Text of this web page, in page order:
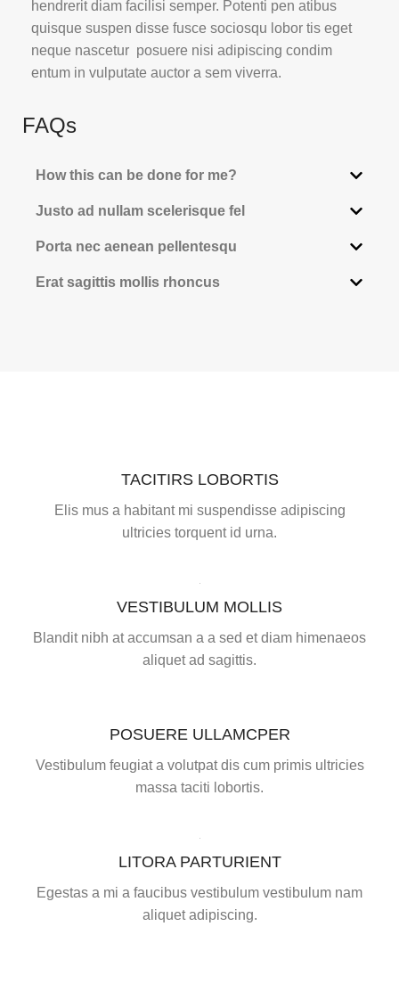
hendrerit diam facilisi semper. Potenti pen atibus
quisque suspen disse fusce sociosqu lobor tis eget
neque nascetur posuere nisi adipiscing condim
entum in vulputate auctor a sem viverra.
FAQs
How this can be done for me?
Justo ad nullam scelerisque fel
Porta nec aenean pellentesqu
Erat sagittis mollis rhoncus
TACITIRS LOBORTIS
Elis mus a habitant mi suspendisse adipiscing
ultricies torquent id urna.
VESTIBULUM MOLLIS
Blandit nibh at accumsan a a sed et diam himenaeos
aliquet ad sagittis.
POSUERE ULLAMCPER
Vestibulum feugiat a volutpat dis cum primis ultricies
massa taciti lobortis.
LITORA PARTURIENT
Egestas a mi a faucibus vestibulum vestibulum nam
aliquet adipiscing.